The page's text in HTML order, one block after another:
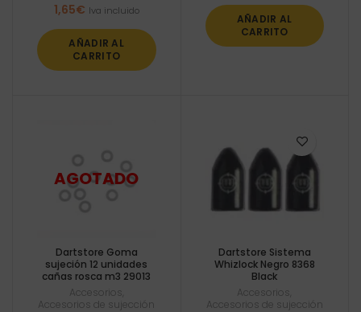
1,65€ Iva incluido
AÑADIR AL
CARRITO
original
era:
actual
es:
AÑADIR AL
CARRITO
Dartstore Goma
sujeción 12 unidades
cañas rosca m3 29013
Accesorios
Accesorios de sujección
Dartstore Sistema
Whizlock Negro 8368
Black
Accesorios
Accesorios de sujección